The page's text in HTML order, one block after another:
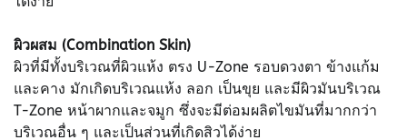
ผิวผสม (Combination Skin)
ผิวที่มีทั้งบริเวณที่ผิวแห้ง ตรง U-Zone รอบดวงตา ข้างแก้ม
และคาง มักเกิดบริเวณแห้ง ลอก เป็นขุย และมีผิวมันบริเวณ
T-Zone หน้าผากและจมูก ซึ่งจะมีต่อมผลิตไขมันที่มากกว่า
บริเวณอื่น ๆ และเป็นส่วนที่เกิดสิวได้ง่าย